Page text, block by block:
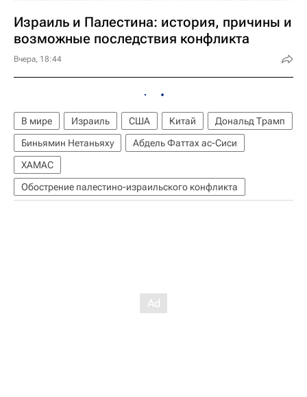
Израиль и Палестина: история, причины и
возможные последствия конфликта
Вчера, 18:44
В мире Израиль США Китай
Дональд Трамп
Биньямин Нетаньяху
Абдель Фаттах ас-Сиси
ХАМАС
Обострение палестино-израильского конфликта